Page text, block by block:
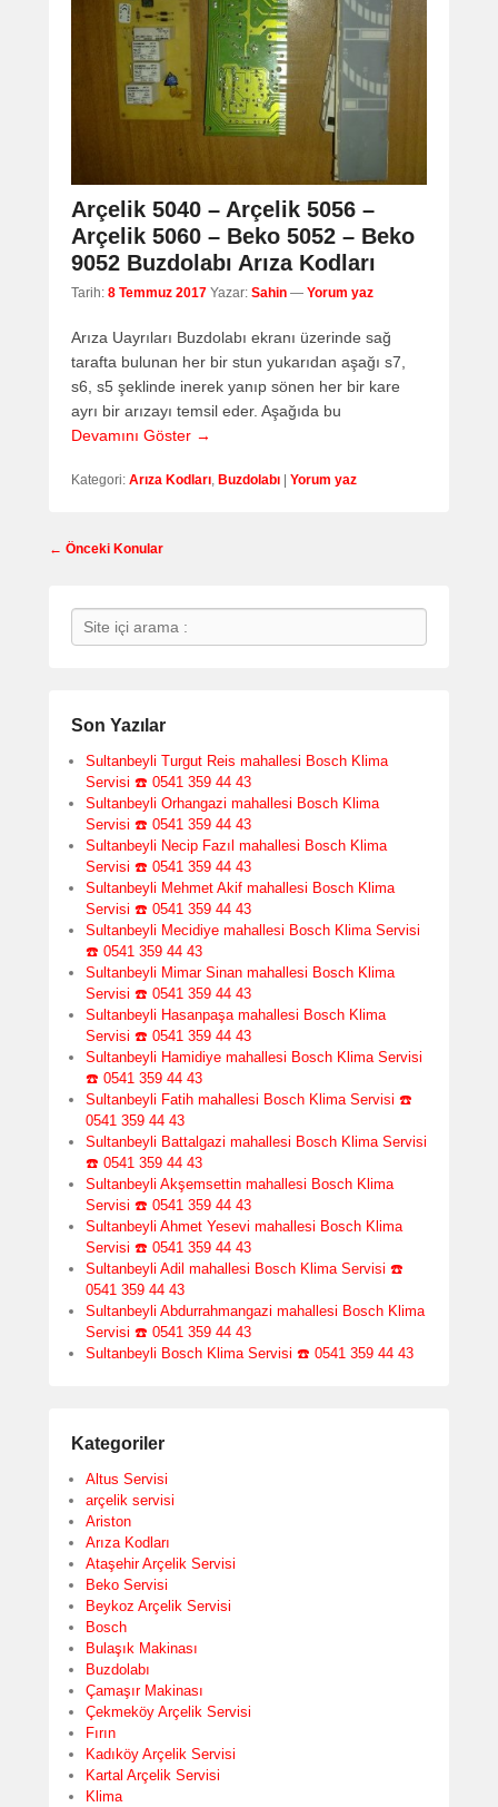
Arçelik 5040 – Arçelik 5056 –
Arçelik 5060 – Beko 5052 – Beko
9052 Buzdolabı Arıza Kodları
Tarih: 8 Temmuz 2017 Yazar: Sahin — Yorum yaz
Arıza Uayrıları Buzdolabı ekranı üzerinde sağ
tarafta bulunan her bir stun yukarıdan aşağı s7,
s6, s5 şeklinde inerek yanıp sönen her bir kare
ayrı bir arızayı temsil eder. Aşağıda bu
Devamını Göster →
Kategori: Arıza Kodları Buzdolabı | Yorum yaz
Post
← Önceki Konular
Search
Son Yazılar
Sultanbeyli Turgut Reis mahallesi Bosch Klima
Servisi ☎️ 0541 359 44 43
Sultanbeyli Orhangazi mahallesi Bosch Klima
Servisi ☎️ 0541 359 44 43
Sultanbeyli Necip Fazıl mahallesi Bosch Klima
Servisi ☎️ 0541 359 44 43
Sultanbeyli Mehmet Akif mahallesi Bosch Klima
Servisi ☎️ 0541 359 44 43
Sultanbeyli Mecidiye mahallesi Bosch Klima Servisi
☎️ 0541 359 44 43
Sultanbeyli Mimar Sinan mahallesi Bosch Klima
Servisi ☎️ 0541 359 44 43
Sultanbeyli Hasanpaşa mahallesi Bosch Klima
Servisi ☎️ 0541 359 44 43
Sultanbeyli Hamidiye mahallesi Bosch Klima Servisi
☎️ 0541 359 44 43
Sultanbeyli Fatih mahallesi Bosch Klima Servisi ☎️
0541 359 44 43
Sultanbeyli Battalgazi mahallesi Bosch Klima Servisi
☎️ 0541 359 44 43
Sultanbeyli Akşemsettin mahallesi Bosch Klima
Servisi ☎️ 0541 359 44 43
Sultanbeyli Ahmet Yesevi mahallesi Bosch Klima
Servisi ☎️ 0541 359 44 43
Sultanbeyli Adil mahallesi Bosch Klima Servisi ☎️
0541 359 44 43
Sultanbeyli Abdurrahmangazi mahallesi Bosch Klima
Servisi ☎️ 0541 359 44 43
Sultanbeyli Bosch Klima Servisi ☎️ 0541 359 44 43
Kategoriler
Altus Servisi
arçelik servisi
Ariston
Arıza Kodları
Ataşehir Arçelik Servisi
Beko Servisi
Beykoz Arçelik Servisi
Bosch
Bulaşık Makinası
Buzdolabı
Çamaşır Makinası
Çekmeköy Arçelik Servisi
Fırın
Kadıköy Arçelik Servisi
Kartal Arçelik Servisi
Klima